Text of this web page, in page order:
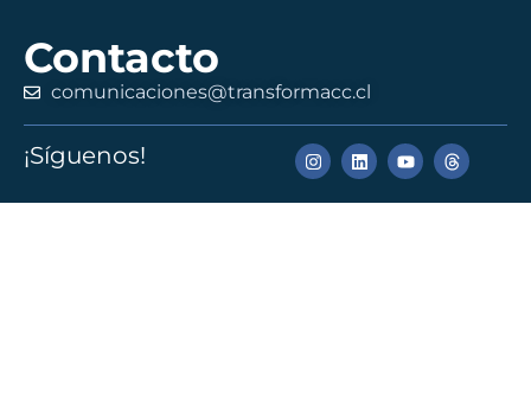
Contacto
comunicaciones@transformacc.cl
¡Síguenos!